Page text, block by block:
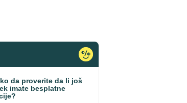
da proverite da li još
imate besplatne